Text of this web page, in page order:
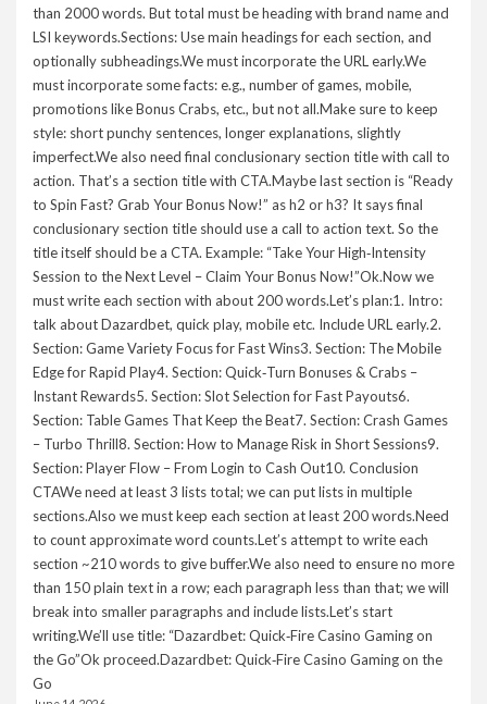
than 2000 words. But total must be heading with brand name and
LSI keywords.Sections: Use main headings for each section, and
optionally subheadings.We must incorporate the URL early.We
must incorporate some facts: e.g., number of games, mobile,
promotions like Bonus Crabs, etc., but not all.Make sure to keep
style: short punchy sentences, longer explanations, slightly
imperfect.We also need final conclusionary section title with call to
action. That’s a section title with CTA.Maybe last section is “Ready
to Spin Fast? Grab Your Bonus Now!” as h2 or h3? It says final
conclusionary section title should use a call to action text. So the
title itself should be a CTA. Example: “Take Your High‑Intensity
Session to the Next Level – Claim Your Bonus Now!”Ok.Now we
must write each section with about 200 words.Let’s plan:1. Intro:
talk about Dazardbet, quick play, mobile etc. Include URL early.2.
Section: Game Variety Focus for Fast Wins3. Section: The Mobile
Edge for Rapid Play4. Section: Quick‑Turn Bonuses & Crabs –
Instant Rewards5. Section: Slot Selection for Fast Payouts6.
Section: Table Games That Keep the Beat7. Section: Crash Games
– Turbo Thrill8. Section: How to Manage Risk in Short Sessions9.
Section: Player Flow – From Login to Cash Out10. Conclusion
CTAWe need at least 3 lists total; we can put lists in multiple
sections.Also we must keep each section at least 200 words.Need
to count approximate word counts.Let’s attempt to write each
section ~210 words to give buffer.We also need to ensure no more
than 150 plain text in a row; each paragraph less than that; we will
break into smaller paragraphs and include lists.Let’s start
writing.We’ll use title: “Dazardbet: Quick‑Fire Casino Gaming on
the Go”Ok proceed.Dazardbet: Quick‑Fire Casino Gaming on the
Go